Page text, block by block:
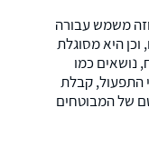
משמש עבורה
היא מסוגלת
נושאים כמו
התפעול, קבלת
של המבוטחים